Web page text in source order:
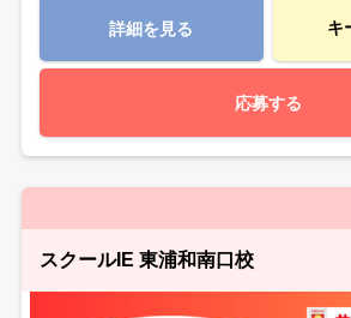
詳細を見る キ
応募する
スクールIE 東浦和南口校